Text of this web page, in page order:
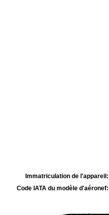
Immatriculation de l'appareil:
Code IATA du modèle d'aéronef: